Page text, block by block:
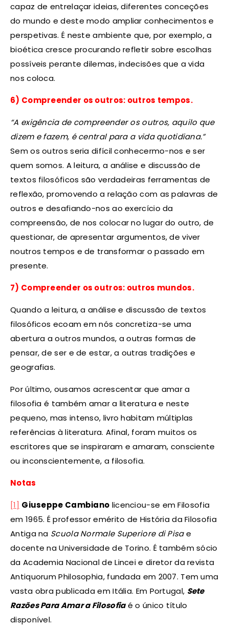
capaz de entrelaçar ideias, diferentes conceções
do mundo e deste modo ampliar conhecimentos e
perspetivas. É neste ambiente que, por exemplo, a
bioética cresce procurando refletir sobre escolhas
possíveis perante dilemas, indecisões que a vida
nos coloca.
6) Compreender os outros: outros tempos.
“A exigência de compreender os outros, aquilo que
dizem e fazem, é central para a vida quotidiana.”
Sem os outros seria difícil conhecermo-nos e ser
quem somos. A leitura, a análise e discussão de
textos filosóficos são verdadeiras ferramentas de
reflexão, promovendo a relação com as palavras de
outros e desafiando-nos ao exercício da
compreensão, de nos colocar no lugar do outro, de
questionar, de apresentar argumentos, de viver
noutros tempos e de transformar o passado em
presente.
7) Compreender os outros: outros mundos.
Quando a leitura, a análise e discussão de textos
filosóficos ecoam em nós concretiza-se uma
abertura a outros mundos, a outras formas de
pensar, de ser e de estar, a outras tradições e
geografias.
Por último, ousamos acrescentar que amar a
filosofia é também amar a literatura e neste
pequeno, mas intenso, livro habitam múltiplas
referências à literatura. Afinal, foram muitos os
escritores que se inspiraram e amaram, consciente
ou inconscientemente, a filosofia.
Notas
[1] Giuseppe Cambiano licenciou-se em Filosofia
em 1965. É professor emérito de História da Filosofia
Antiga na Scuola Normale Superiore di Pisae
docente na Universidade de Torino. É também sócio
da Academia Nacional de Lincei e diretor da revista
Antiquorum Philosophia, fundada em 2007. Tem uma
vasta obra publicada em Itália. Em Portugal, Sete
Razões Para Amar a Filosofiaé o único título
disponível.